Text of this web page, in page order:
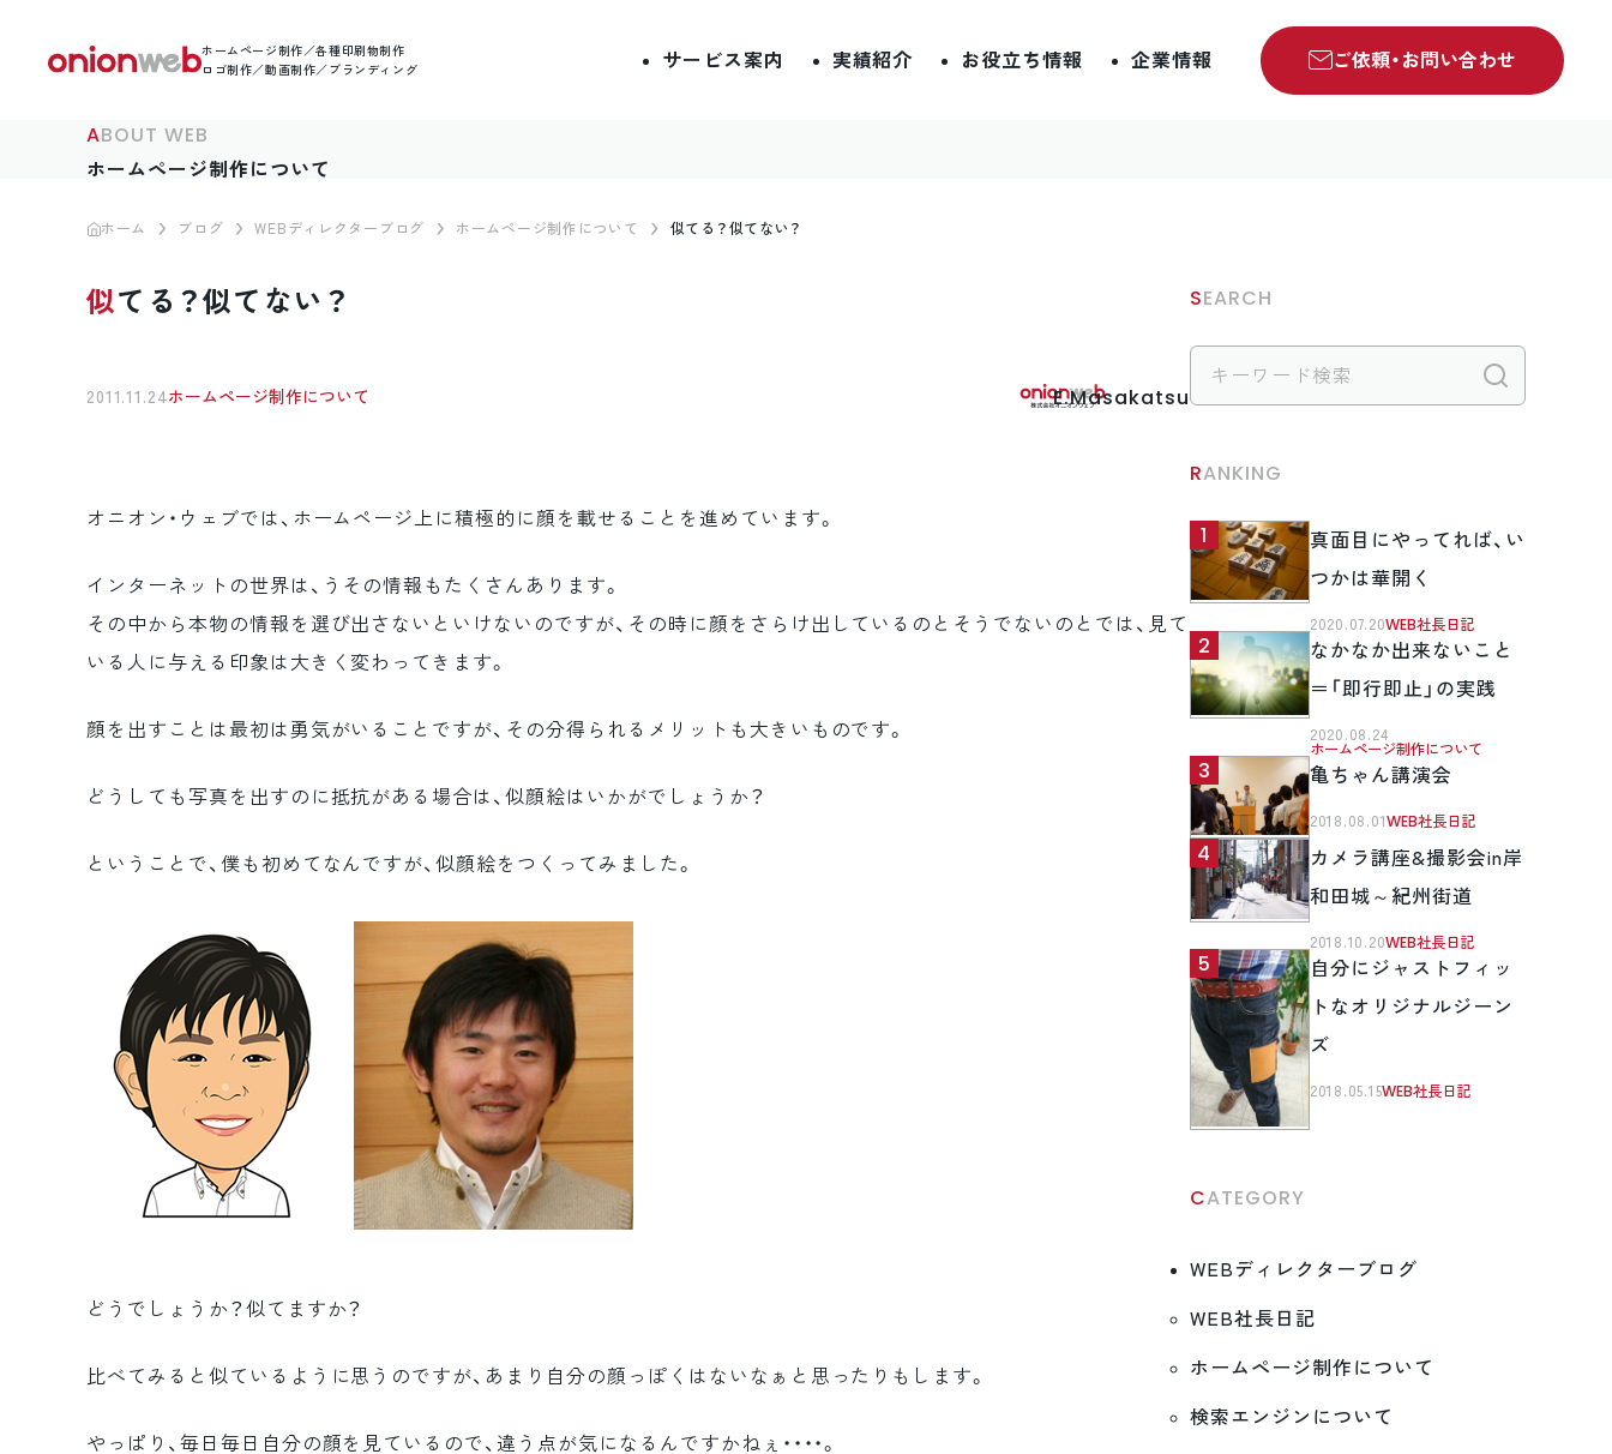
ホームページ制作／各種印刷物制作
ロゴ制作／動画制作／ブランディング
サービス案内 実績紹介 お役立ち情報 企業情報 ご依頼・お問い合わせ
ABOUT WEB
ホームページ制作について
ホーム ブログ WEBディレクターブログ ホームページ制作について 似てる？似てない？
似てる？似てない？
2011.11.24ホームページ制作について E.Masakatsu
オニオン・ウェブでは、ホームページ上に積極的に顔を載せることを進めています。
インターネットの世界は、うその情報もたくさんあります。
その中から本物の情報を選び出さないといけないのですが、その時に顔をさらけ出しているのとそうでないのとでは、見て
いる人に与える印象は大きく変わってきます。
顔を出すことは最初は勇気がいることですが、その分得られるメリットも大きいものです。
どうしても写真を出すのに抵抗がある場合は、似顔絵はいかがでしょうか？
ということで、僕も初めてなんですが、似顔絵をつくってみました。
どうでしょうか？似てますか？
比べてみると似ているように思うのですが、あまり自分の顔っぽくはないなぁと思ったりもします。
やっぱり、毎日毎日自分の顔を見ているので、違う点が気になるんですかねぇ・・・・。
SEARCH
RANKING
真面目にやってれば、い
つかは華開く
2020.07.20WEB社長日記
なかなか出来ないこと
＝「即行即止」の実践
2020.08.24
ホームページ制作について
亀ちゃん講演会
2018.08.01WEB社長日記
カメラ講座&撮影会in岸
和田城～紀州街道
2018.10.20WEB社長日記
自分にジャストフィッ
トなオリジナルジーン
ズ
2018.05.15WEB社長日記
CATEGORY
WEBディレクターブログ
WEB社長日記
ホームページ制作について
検索エンジンについて